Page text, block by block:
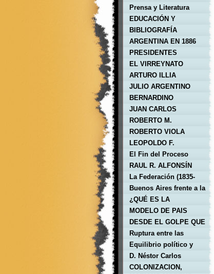
AVELLANEDA
Prensa y Literatura
EDUCACIÓN Y
CULTURA
BIBLIOGRAFÍA
ARGENTINA EN 1886
PRESIDENTES
ARGENTINOS
EL VIRREYNATO
ARTURO ILLIA
JULIO ARGENTINO
ROCA
BERNARDINO
RIVADAVIA
JUAN CARLOS
ONGANIA
ROBERTO M.
LEVINGSTON
ROBERTO VIOLA
LEOPOLDO F.
GALTIERI
El Fin del Proceso
RAUL R. ALFONSÍN
La Federación (1835-
1852)
Buenos Aires frente a la
Confederación
Argentina (1852-1862)
¿QUÉ ES LA
ENFITEUSIS ?
MODELO DE PAIS
AGROEXPORTADOR
DESDE EL GOLPE QUE
DERROCÓ AL
PRESIDENTE ILLIA
Ruptura entre las
provincias (1820-1835)
Equilibrio político y
giro económico-social
(1862-1880)
D. Néstor Carlos
Kirchner
COLONIZACION,